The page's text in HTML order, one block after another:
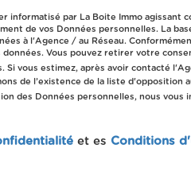
par La Boite Immo agissant
de vos Données personnelles. La
à l'Agence / au Réseau.
Vous pouvez retirer votre
Si vous estimez, après avoir contacté
de l’existence de la liste
des Données personnelles, nous vous
et es Conditions